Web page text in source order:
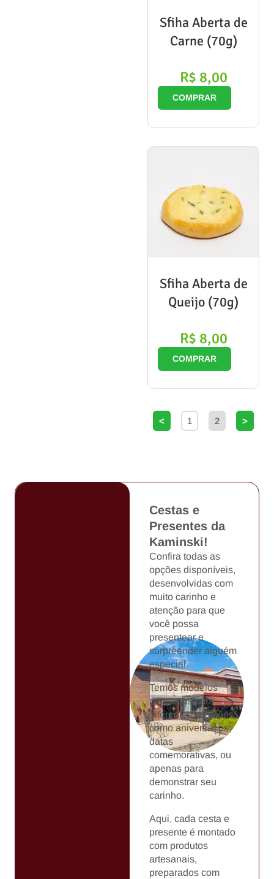
Sfiha Aberta de
Carne (70g)
R$ 8,00
COMPRAR
Sfiha Aberta de
Queijo (70g)
R$ 8,00
COMPRAR
< 1 2 >
Cestas e
Presentes da
Kaminski!
Confira todas as
opções disponíveis,
desenvolvidas com
muito carinho e
atenção para que
você possa
presentear e
surpreender alguém
especial.
Temos modelos
pensados para
diferentes ocasiões,
como aniversários,
datas
comemorativas, ou
apenas para
demonstrar seu
carinho.
Aqui, cada cesta e
presente é montado
com produtos
artesanais,
preparados com